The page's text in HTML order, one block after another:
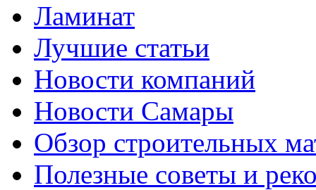
Ламинат
Лучшие статьи
Новости компаний
Новости Самары
Обзор строительных
Полезные советы и